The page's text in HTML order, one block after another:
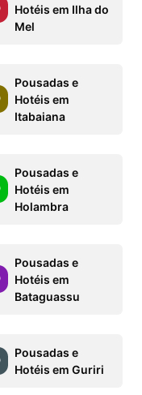
Hotéis em Ilha do
Mel
Pousadas e
Hotéis em
Itabaiana
Pousadas e
Hotéis em
Holambra
Pousadas e
Hotéis em
Bataguassu
Pousadas e
Hotéis em Guriri